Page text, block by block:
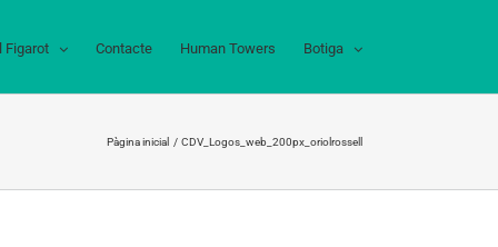
Figarot Contacte Human Towers Botiga
Pàgina inicial CDV_Logos_web_200px_oriolrossell